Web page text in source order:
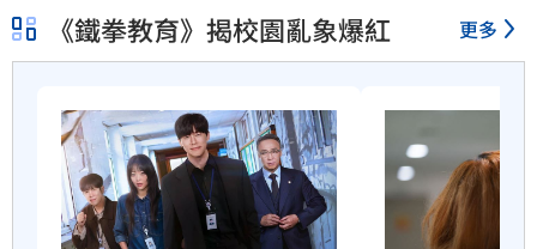
《鐵拳教育》揭校園亂象爆紅 更多